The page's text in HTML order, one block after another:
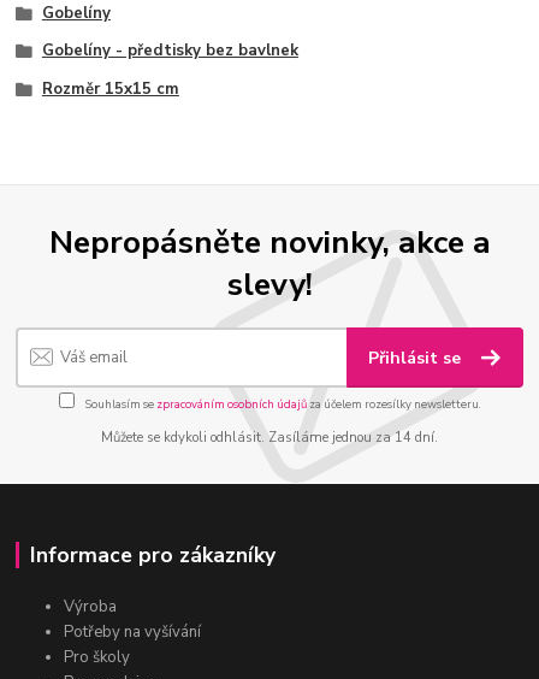
Gobelíny
Gobelíny - předtisky bez bavlnek
Rozměr 15x15 cm
Nepropásněte novinky, akce a
slevy!
Přihlásit se
Souhlasím se zpracováním osobních údajůza účelem rozesílky newsletteru.
Můžete se kdykoli odhlásit. Zasíláme jednou za 14 dní.
Informace pro zákazníky
Výroba
Potřeby na vyšívání
Pro školy